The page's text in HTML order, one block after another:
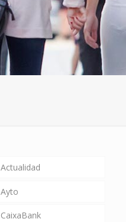
Actualidad
Ayto
CaixaBank